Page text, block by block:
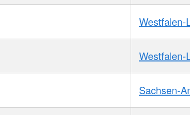
Westfalen-
Westfalen-
Sachsen-